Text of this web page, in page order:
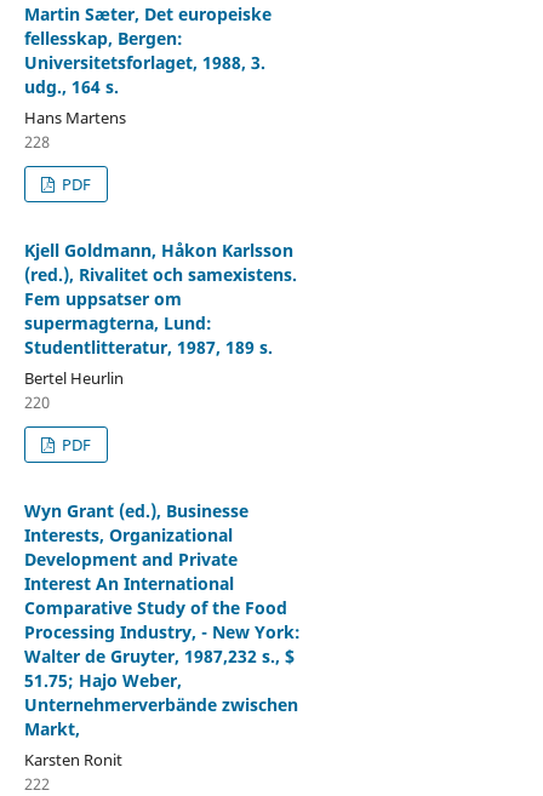
Martin Sæter, Det europeiske
fellesskap, Bergen:
Universitetsforlaget, 1988, 3.
udg., 164 s.
Hans Martens
228
PDF
Kjell Goldmann, Håkon Karlsson
(red.), Rivalitet och samexistens.
Fem uppsatser om
supermagterna, Lund:
Studentlitteratur, 1987, 189 s.
Bertel Heurlin
220
PDF
Wyn Grant (ed.), Businesse
Interests, Organizational
Development and Private
Interest An International
Comparative Study of the Food
Processing Industry, - New York:
Walter de Gruyter, 1987,232 s., $
51.75; Hajo Weber,
Unternehmerverbände zwischen
Markt,
Karsten Ronit
222